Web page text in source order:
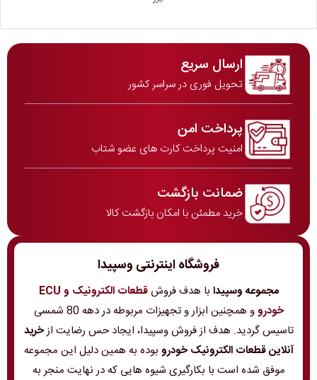
ارسال سریع
تحویل فوری در سراسر کشور
پرداخت امن
امنیت پرداخت کارت های عضو شتاب
ضمانت بازگشت
خرید مطمئن با امکان بازگشت کالا
فروشگاه اینترنتی وسپیدا
مجموعه وسپیدا با هدف فروش
قطعات الکترونیک و ECU
خودرو
و همچنین ابزار و تجهیزات مربوطه در دهه 80 شمسی
تاسیس گردید. هدف از فروش وسپیدا، ایجاد حس رضایت ازخرید
آنلاین قطعات الکترونیک خودرو بوده به همین دلیل این مجموعه
موفق شده است با بکارگیری شیوه هایی که در نهایت منجر به